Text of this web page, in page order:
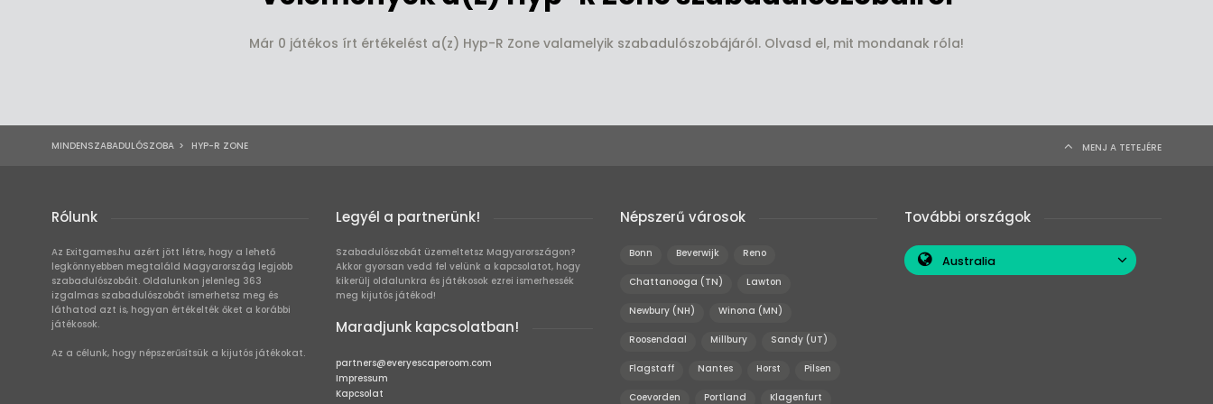
Már 0 játékos írt értékelést a(z) Hyp-R Zone valamelyik szabadulószobájáról. Olvasd el, mit mondanak róla!
MINDENSZABADULÓSZOBA > HYP-R ZONE MENJ A TETEJÉRE
Rólunk
Az Exitgames.hu azért jött létre, hogy a lehető
legkönnyebben megtaláld Magyarország legjobb
szabadulószobáit. Oldalunkon jelenleg 363
izgalmas szabadulószobát ismerhetsz meg és
láthatod azt is, hogyan értékelték őket a korábbi
játékosok.
Az a célunk, hogy népszerűsítsük a kijutós játékokat.
Legyél a partnerünk!
Szabadulószobát üzemeltetsz Magyarországon?
Akkor gyorsan vedd fel velünk a kapcsolatot, hogy
kikerülj oldalunkra és játékosok ezrei ismerhessék
meg kijutós játékod!
Maradjunk kapcsolatban!
partners@everyescaperoom.com
Impressum
Kapcsolat
Népszerű városok
Bonn Beverwijk Reno
Chattanooga (TN) Lawton
Newbury (NH) Winona (MN)
Roosendaal Millbury Sandy (UT)
Flagstaff Nantes Horst Pilsen
Coevorden Portland Klagenfurt
További országok
Australia